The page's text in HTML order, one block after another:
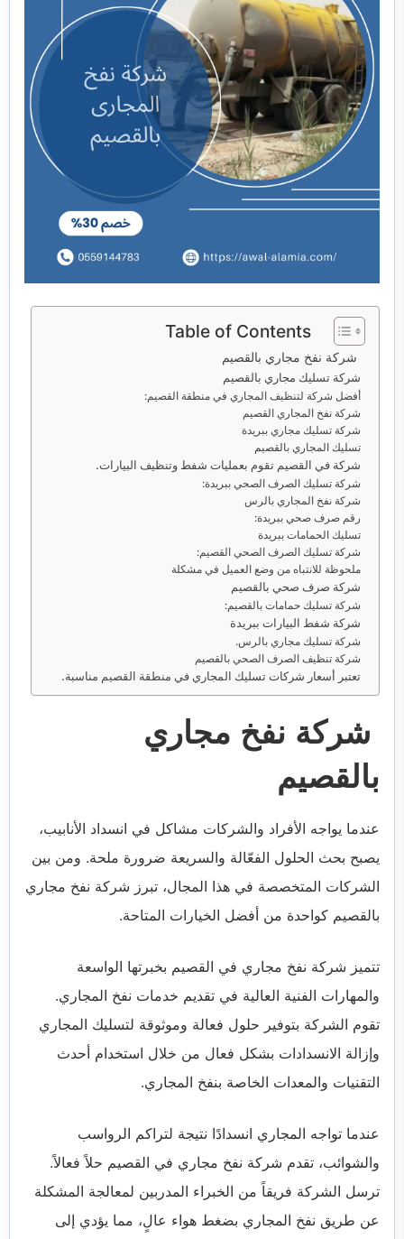
خدمات مكافحة الحشرات
خدمات نقل اثاث
Table of Contents
شركة نفخ مجاري بالقصيم
شركة تسليك مجاري بالقصيم
أفضل شركة لتنظيف المجاري في منطقة القصيم:
شركة نفخ المجاري القصيم
شركة تسليك مجاري ببريدة
تسليك المجاري بالقصيم
شركة في القصيم تقوم بعمليات شفط وتنظيف البيارات.
شركة تسليك الصرف الصحي ببريدة:
شركة نفخ المجاري بالرس
رقم صرف صحي ببريدة:
تسليك الحمامات ببريدة
شركة تسليك الصرف الصحي القصيم:
ملحوظة للانتباه من وضع العميل في مشكلة
شركة صرف صحي بالقصيم
شركة تسليك حمامات بالقصيم:
شركة شفط البيارات ببريدة
شركة تسليك مجاري بالرس.
شركة تنظيف الصرف الصحي بالقصيم
تعتبر أسعار شركات تسليك المجاري في منطقة القصيم مناسبة.
شركة نفخ مجاري
بالقصيم
عندما يواجه الأفراد والشركات مشاكل في انسداد الأنابيب،
يصبح بحث الحلول الفعّالة والسريعة ضرورة ملحة. ومن بين
الشركات المتخصصة في هذا المجال، تبرز شركة نفخ مجاري
بالقصيم كواحدة من أفضل الخيارات المتاحة.
تتميز شركة نفخ مجاري في القصيم بخبرتها الواسعة
والمهارات الفنية العالية في تقديم خدمات نفخ المجاري.
تقوم الشركة بتوفير حلول فعالة وموثوقة لتسليك المجاري
وإزالة الانسدادات بشكل فعال من خلال استخدام أحدث
التقنيات والمعدات الخاصة بنفخ المجاري.
عندما تواجه المجاري انسدادًا نتيجة لتراكم الرواسب
والشوائب، تقدم شركة نفخ مجاري في القصيم حلاً فعالاً.
ترسل الشركة فريقاً من الخبراء المدربين لمعالجة المشكلة
عن طريق نفخ المجاري بضغط هواء عالٍ، مما يؤدي إلى